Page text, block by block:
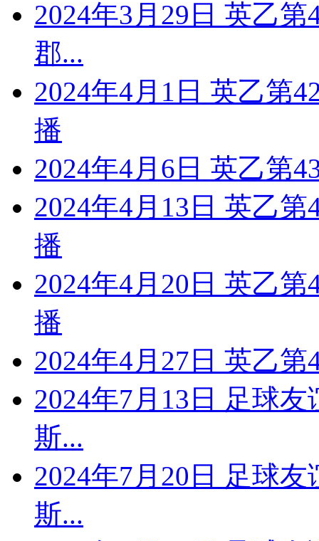
2024年3月29日 英乙
郡...
2024年4月1日 英乙第
播
2024年4月6日 英乙第
2024年4月13日 英乙
播
2024年4月20日 英乙
播
2024年4月27日 英乙
2024年7月13日 足球
斯...
2024年7月20日 足球
斯...